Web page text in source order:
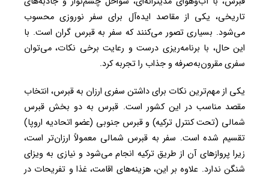
تاریخی، یکی از مقاصد ایده‌آل برای سفر نوروزی محسوب
می‌شود. بسیاری تصور می‌کنند که سفر به قبرس گران است. با
این حال، با برنامه‌ریزی درست و رعایت برخی نکات، می‌توان
سفری مقرون‌به‌صرفه و جذاب را تجربه کرد.
یکی از مهم‌ترین نکات برای داشتن سفری ارزان به قبرس، انتخاب
مقصد مناسب در این کشور است. قبرس به دو بخش قبرس
شمالی (تحت کنترل ترکیه) و قبرس جنوبی (عضو اتحادیه اروپا)
تقسیم شده است. سفر به قبرس شمالی معمولاً ارزان‌تر است،
زیرا پروازهای آن از طریق ترکیه انجام می‌شود و نیازی به ویزای
شنگن ندارد. علاوه بر این، هزینه‌های اقامت، غذا و تفریحات در